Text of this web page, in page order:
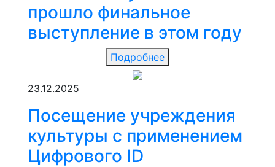
прошло финальное
выступление в этом году
Подробнее
23.12.2025
Посещение учреждения
культуры с применением
Цифрового ID